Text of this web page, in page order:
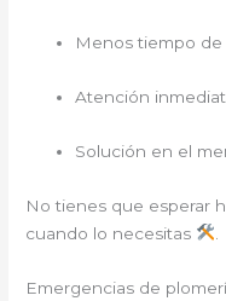
Menos tiempo de
Atención
Solución en el
No tienes que esperar
cuando lo necesitas
Emergencias de